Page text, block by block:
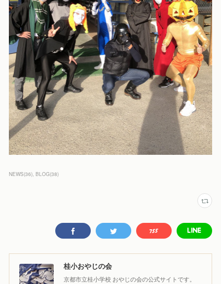
NEWS(36) BLOG(38)
桂小おやじの会
京都市立桂小学校 おやじの会の公式サイトです。